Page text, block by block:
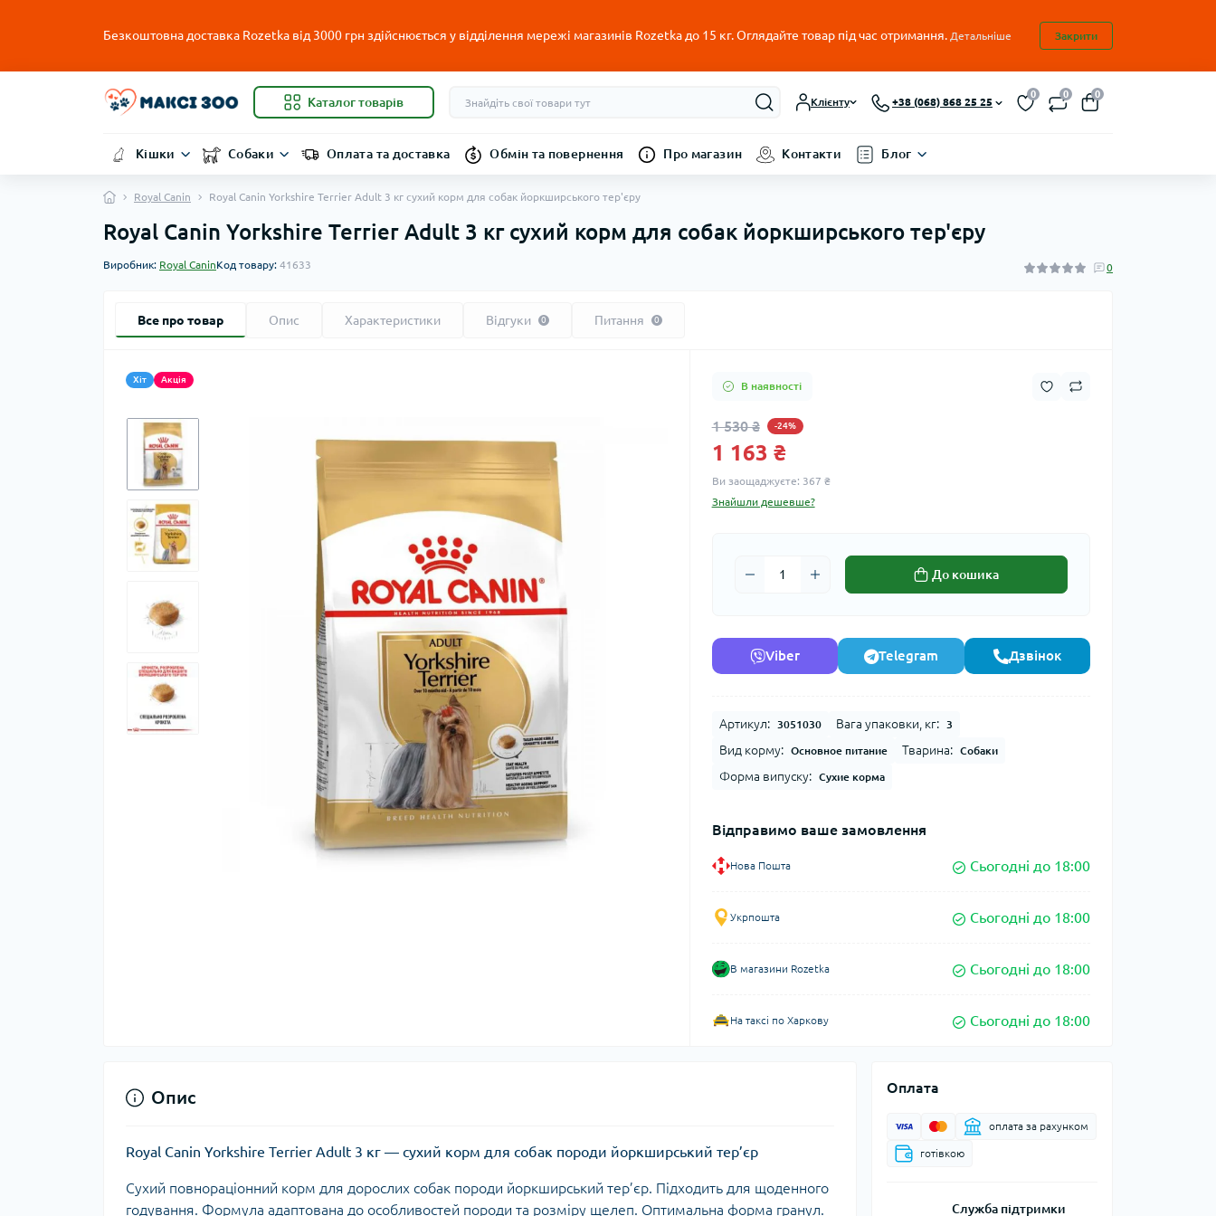
Безкоштовна доставка Rozetka від 3000 грн здійснюється у відділення мережі магазинів Rozetka до 15 кг. Оглядайте товар під час отримання. Детальніше Закрити
Каталог товарів Клієнту +38 (068) 868 25 25
0 0 0
Кішки Собаки Оплата та доставка Обмін та повернення Про магазин Контакти Блог
Royal Canin Royal Canin Yorkshire Terrier Adult 3 кг сухий корм для собак йоркширського тер'єру
Royal Canin Yorkshire Terrier Adult 3 кг сухий корм для собак йоркширського тер'єру
Виробник: Royal CaninКод товару: 41633 0
Все про товар Опис Характеристики Відгуки 0 Питання 0
Хіт Акція
В наявності
1 530 ₴ -24%
1 163 ₴
Ви заощаджуєте: 367 ₴
Знайшли дешевше?
До кошика
Viber Telegram Дзвінок
Артикул: 3051030 Вага упаковки, кг: 3
Вид корму: Основное питание Тварина: Собаки
Форма випуску: Сухие корма
Відправимо ваше замовлення
Нова Пошта Сьогодні до 18:00
Укрпошта Сьогодні до 18:00
В магазини Rozetka Сьогодні до 18:00
На таксі по Харкову Сьогодні до 18:00
Оплата
оплата за рахунком
готівкою
Служба підтримки
Опис
Royal Canin Yorkshire Terrier Adult 3 кг — сухий корм для собак породи йоркширський тер’єр
Сухий повнораціонний корм для дорослих собак породи йоркширський тер’єр. Підходить для щоденного
годування. Формула адаптована до особливостей породи та розміру щелеп. Оптимальна форма гранул.